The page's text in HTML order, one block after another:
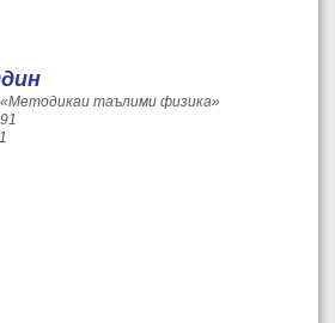
таълими физика»